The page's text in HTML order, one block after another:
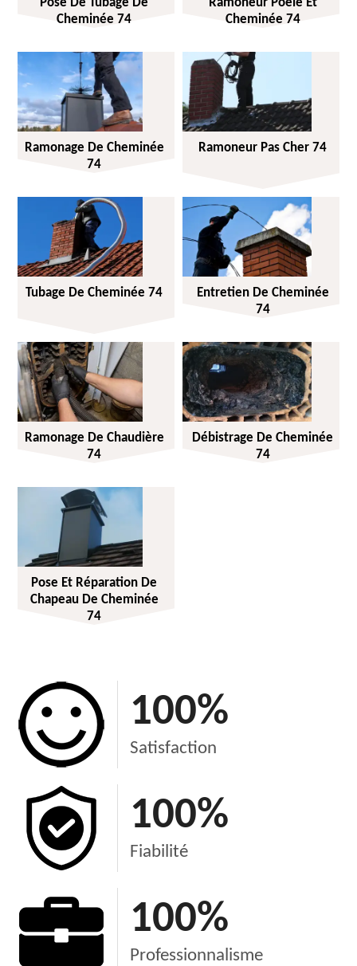
Pose De Tubage De
Cheminée 74
Ramoneur Poêle Et
Cheminée 74
Ramonage De Cheminée
74
Ramoneur Pas Cher 74
Tubage De Cheminée 74
Entretien De Cheminée
74
Ramonage De Chaudière
74
Débistrage De Cheminée
74
Pose Et Réparation De
Chapeau De Cheminée
74
100%
Satisfaction
100%
Fiabilité
100%
Professionnalisme